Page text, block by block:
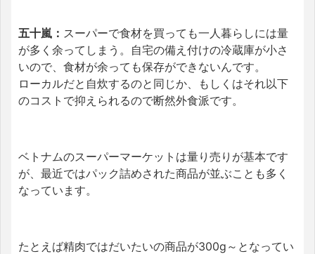
五十嵐： スーパーで食材を買っても一人暮らしには量
が多く余ってしまう。 自宅の備え付けの冷蔵庫が小さ
いので、食材が余っても保存ができないんです。
ローカルだと自炊するのと同じか、もしくはそれ以下
のコストで抑えられるので断然外食派です。
ベトナムのスーパーマーケットは量り売りが基本です
が、最近ではパック詰めされた商品が並ぶことも多く
なっています。
たとえば精肉ではだいたいの商品が300g～となってい